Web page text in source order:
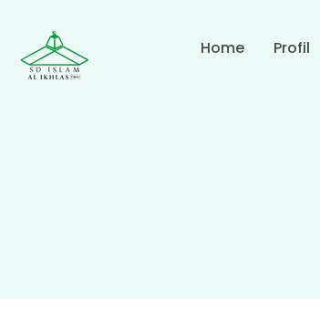
Home Profil